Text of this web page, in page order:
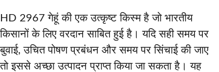
HD 2967 गेहूं की एक उत्कृष्ट किस्म है जो भारतीय
किसानों के लिए वरदान साबित हुई है। यदि सही समय पर
बुवाई, उचित पोषण प्रबंधन और समय पर सिंचाई की जाए
तो इससे अच्छा उत्पादन प्राप्त किया जा सकता है। यह